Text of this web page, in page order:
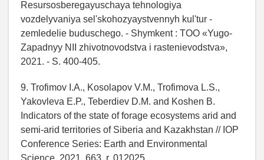
Resursosberegayuschaya tehnologiya
vozdelyvaniya sel'skohozyaystvennyh kul'tur -
zemledelie buduschego. - Shymkent : TOO «Yugo-
Zapadnyy NII zhivotnovodstva i rastenievodstva»,
2021. - S. 400-405.
9. Trofimov I.A., Kosolapov V.M., Trofimova L.S.,
Yakovleva E.P., Teberdiev D.M. and Koshen B.
Indicators of the state of forage ecosystems arid and
semi-arid territories of Siberia and Kazakhstan // IOP
Conference Series: Earth and Environmental